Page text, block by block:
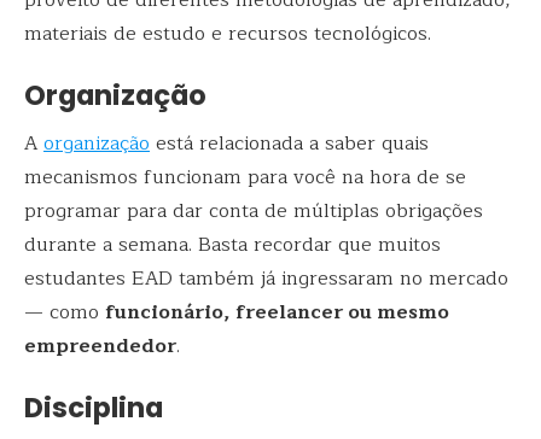
materiais de estudo e recursos tecnológicos.
Organização
Aorganizaçãoestá relacionada a saber quais
mecanismos funcionam para você na hora de se
programar para dar conta de múltiplas obrigações
durante a semana. Basta recordar que muitos
estudantes EAD também já ingressaram no mercado
— como funcionário, freelancer ou mesmo
empreendedor.
Disciplina